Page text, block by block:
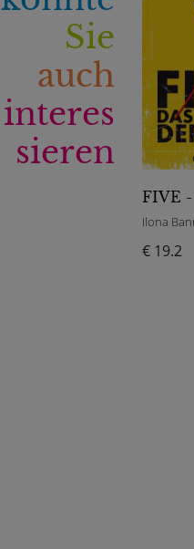
Sie
auch
interes
sieren
Ilona
€ 19.2